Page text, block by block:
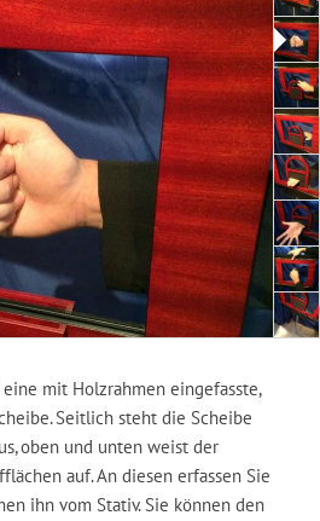
mit Holzrahmen eingefasste,
Seitlich steht die Scheibe
oben und unten weist der
auf. An diesen erfassen Sie
ihn vom Stativ. Sie können den